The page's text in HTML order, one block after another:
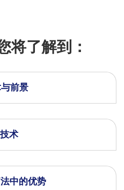
将了解到：
前景
术
中的优势